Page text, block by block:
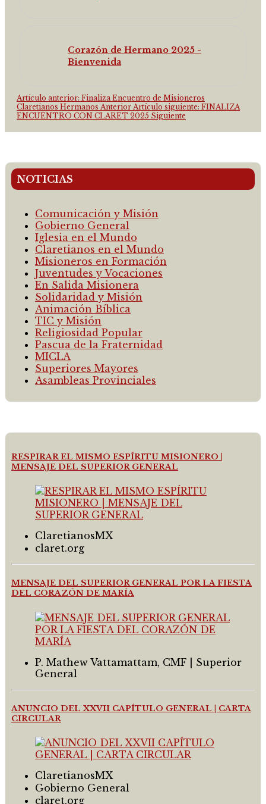
Corazón de Hermano 2025 -
Bienvenida
Artículo anterior: Finaliza Encuentro de Misioneros
Claretianos Hermanos Anterior Artículo siguiente: FINALIZA
ENCUENTRO CON CLARET 2025 Siguiente
NOTICIAS
Comunicación y Misión
Gobierno General
Iglesia en el Mundo
Claretianos en el Mundo
Misioneros en Formación
Juventudes y Vocaciones
En Salida Misionera
Solidaridad y Misión
Animación Bíblica
TIC y Misión
Religiosidad Popular
Pascua de la Fraternidad
MICLA
Superiores Mayores
Asambleas Provinciales
RESPIRAR EL MISMO ESPÍRITU MISIONERO |
MENSAJE DEL SUPERIOR GENERAL
ClaretianosMX
claret.org
MENSAJE DEL SUPERIOR GENERAL POR LA FIESTA
DEL CORAZÓN DE MARÍA
P. Mathew Vattamattam, CMF | Superior
General
ANUNCIO DEL XXVII CAPÍTULO GENERAL | CARTA
CIRCULAR
ClaretianosMX
Gobierno General
claret.org